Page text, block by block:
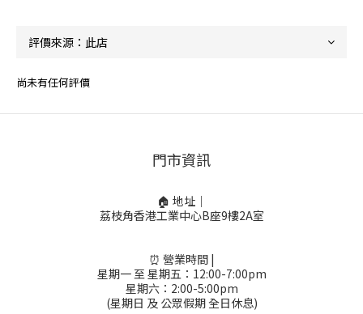
尚未有任何評價
門市資訊
🏠 地址｜
荔枝角香港工業中心B座9樓2A室
⏰ 營業時間 |
星期一 至 星期五：12:00-7:00pm
星期六：2:00-5:00pm
(星期日 及 公眾假期 全日休息)